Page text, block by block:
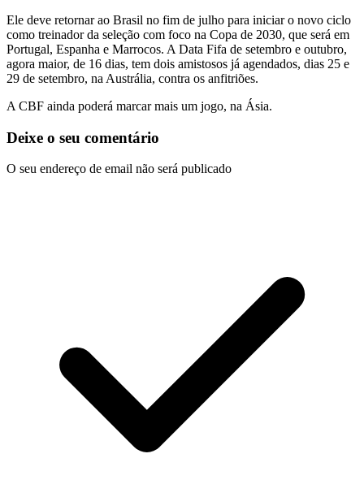
Ele deve retornar ao Brasil no fim de julho para iniciar o novo ciclo
como treinador da seleção com foco na Copa de 2030, que será em
Portugal, Espanha e Marrocos. A Data Fifa de setembro e outubro,
agora maior, de 16 dias, tem dois amistosos já agendados, dias 25 e
29 de setembro, na Austrália, contra os anfitriões.
A CBF ainda poderá marcar mais um jogo, na Ásia.
Deixe o seu comentário
O seu endereço de email não será publicado